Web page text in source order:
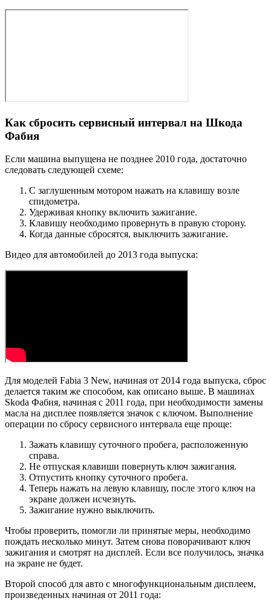
Как сбросить сервисный интервал на Шкода
Фабия
Если машина выпущена не позднее 2010 года, достаточно
следовать следующей схеме:
С заглушенным мотором нажать на клавишу возле
спидометра.
Удерживая кнопку включить зажигание.
Клавишу необходимо провернуть в правую сторону.
Когда данные сбросятся, выключить зажигание.
Видео для автомобилей до 2013 года выпуска:
Для моделей Fabia 3 New, начиная от 2014 года выпуска, сброс
делается таким же способом, как описано выше. В машинах
Skoda Фабия, начиная с 2011 года, при необходимости замены
масла на дисплее появляется значок с ключом. Выполнение
операции по сбросу сервисного интервала еще проще:
Зажать клавишу суточного пробега, расположенную
справа.
Не отпуская клавиши повернуть ключ зажигания.
Отпустить кнопку суточного пробега.
Теперь нажать на левую клавишу, после этого ключ на
экране должен исчезнуть.
Зажигание нужно выключить.
Чтобы проверить, помогли ли принятые меры, необходимо
пождать несколько минут. Затем снова поворачивают ключ
зажигания и смотрят на дисплей. Если все получилось, значка
на экране не будет.
Второй способ для авто с многофункциональным дисплеем,
произведенных начиная от 2011 года: